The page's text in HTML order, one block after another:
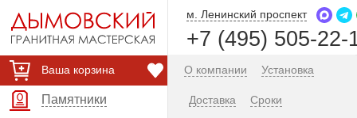
Ваша корзина
Памятники
м. Ленинский проспект
+7 (495) 505-22-
О компании Установка
Доставка Сроки